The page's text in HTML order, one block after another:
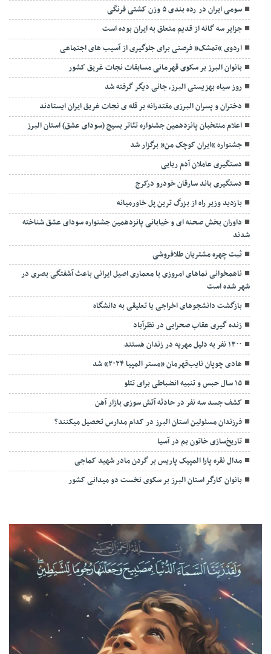
تحویل سارگپه مصدوم به اداره حفاظت محیط زیست
دستگیری ماموران قلابی در کرج
رفع تکلیف به سبک هیات ورزش کارگری
بیش از ۹۰ درصد هزینه درمان زوجین نابارور پرداخت می‌شود
دستگیری عاملان حمله به کارگر قهوه خانه در حصارک
تمام دستگاه های خدمات رسان برای هرگونه حوادث احتمالی آمادگی کامل
داشته باشند
سومی ایران در رده بندی ۵ وزن کشتی فرنگی
جزایر سه گانه از قدیم متعلق به ایران بوده است
اردوی “تمشک” فرصتی برای جلوگیری از آسیب های اجتماعی
بانوان البرز بر سکوی قهرمانی مسابقات نجات غریق کشور
روز سیاه بهزیستی البرز، جانی دیگر گرفته شد
دختران و پسران البرزی مقتدرانه بر قله ی نجات غریق ایران ایستادند
اعلام منتخبان پانزدهمین جشنواره تئاتر بسیج (سودای عشق) استان البرز
جشنواره “ایران کوچک من” برگزار شد
دستگیری عاملان آدم ربایی
دستگیری باند سارقان خودرو درکرج
بازدید وزیر راه از بزرگ ترین پل خاورمیانه
داوران بخش صحنه ای و خیابانی پانزدهمین جشنواره سودای عشق شناخته
شدند
ثبت چهره مشتریان طلافروشی
ناهمخوانی نماهای امروزی با معماری اصیل ایرانی باعث آشفتگی بصری در
شهر شده است
بازگشت دانشجوهای اخراجی یا تعلیقی به دانشگاه
زنده گیری عقاب صحرایی در نظرآباد
۱۳۰۰ نفر به دلیل مهریه در زندان هستند
هادی چوپان نایب‌قهرمان «مستر المپیا ۲۰۲۴» شد
کشف جسد سه نفر در حادثه آتش سوزی بازار آهن
فرزندان مسئولین استان البرز در کدام مدارس تحصیل میکنند؟
‌تاریخ‌سازی خاتون بم در آسیا
مدال نقره پارا المپیک پاریس بر گردن مادر شهید کماجی
بانوان کارگر استان البرز بر سکوی نخست دو میدانی کشور